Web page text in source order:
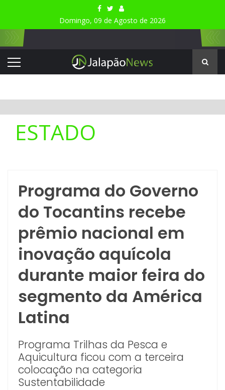
Domingo, 09 de Agosto de 2026
ESTADO
Programa do Governo
do Tocantins recebe
prêmio nacional em
inovação aquícola
durante maior feira do
segmento da América
Latina
Programa Trilhas da Pesca e
Aquicultura ficou com a terceira
colocação na categoria
Sustentabilidade